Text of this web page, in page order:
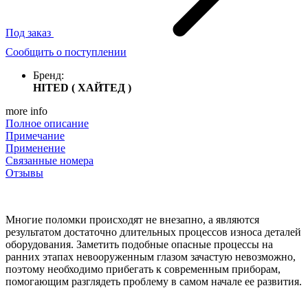
Под заказ
Сообщить о поступлении
Бренд:
HITED ( ХАЙТЕД )
more info
Полное описание
Примечание
Применение
Связанные номера
Отзывы
Многие поломки происходят не внезапно, а являются
результатом достаточно длительных процессов износа деталей
оборудования. Заметить подобные опасные процессы на
ранних этапах невооруженным глазом зачастую невозможно,
поэтому необходимо прибегать к современным приборам,
помогающим разглядеть проблему в самом начале ее развития.